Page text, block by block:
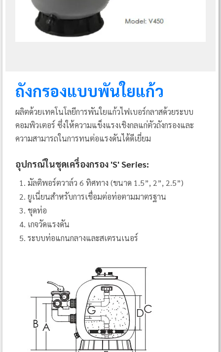
ถังกรองแบบพันใยแก้ว
ผลิตด้วยเทคโนโลยีการพันใยแก้วไฟเบอร์กลาสด้วยระบบ
คอมพิวเตอร์ ซึ่งให้ความแข็งแรงเชิงกลแก่ตัวถังกรองและ
ความสามารถในการทนต่อแรงดันได้ดีเยี่ยม
อุปกรณ์ในชุดเครื่องกรอง 'S' Series:
มัลติพอร์ตวาล์ว 6 ทิศทาง (ขนาด 1.5”, 2”, 2.5”)
ยูเนี่ยนสำหรับการเชื่อมต่อท่อตามมาตรฐาน
ชุดท่อ
เกจวัดแรงดัน
ระบบท่อแกนกลางและสเตรนเนอร์